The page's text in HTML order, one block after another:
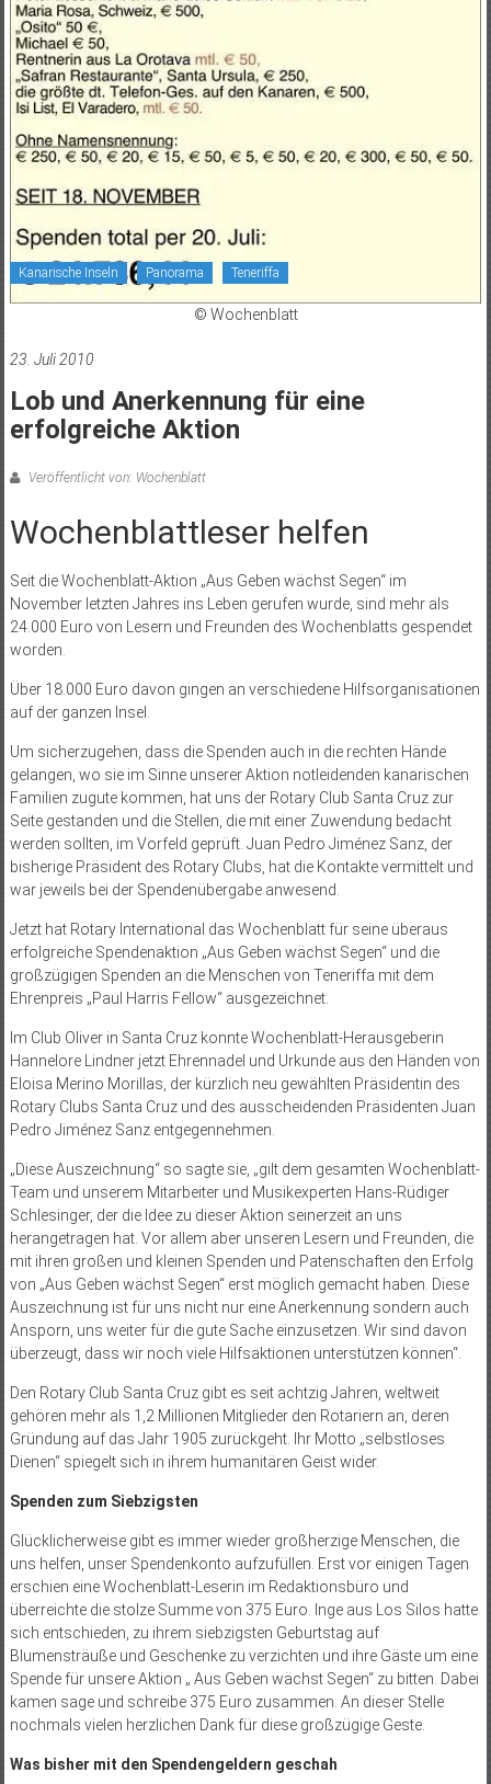
Kanarische Inseln Panorama Teneriffa
© Wochenblatt
23. Juli 2010
Lob und Anerkennung für eine
erfolgreiche Aktion
Veröffentlicht von: Wochenblatt
Wochenblattleser helfen
Seit die Wochenblatt-Aktion „Aus Geben wächst Segen“ im
November letzten Jahres ins Leben gerufen wurde, sind mehr als
24.000 Euro von Lesern und Freunden des Wochenblatts gespendet
worden.
Über 18.000 Euro davon gingen an verschiedene Hilfsorganisationen
auf der ganzen Insel.
Um sicherzugehen, dass die Spenden auch in die rechten Hände
gelangen, wo sie im Sinne unserer Aktion notleidenden kanarischen
Familien zugute kommen, hat uns der Rotary Club Santa Cruz zur
Seite gestanden und die Stellen, die mit einer Zuwendung bedacht
werden sollten, im Vorfeld geprüft. Juan Pedro Jiménez Sanz, der
bisherige Präsident des Rotary Clubs, hat die Kontakte vermittelt und
war jeweils bei der Spendenübergabe anwesend.
Jetzt hat Rotary International das Wochenblatt für seine überaus
erfolgreiche Spendenaktion „Aus Geben wächst Segen“ und die
großzügigen Spenden an die Menschen von Teneriffa mit dem
Ehrenpreis „Paul Harris Fellow“ ausgezeichnet.
Im Club Oliver in Santa Cruz konnte Wochenblatt-Herausgeberin
Hannelore Lindner jetzt Ehrennadel und Urkunde aus den Händen von
Eloisa Merino Morillas, der kürzlich neu gewählten Präsidentin des
Rotary Clubs Santa Cruz und des ausscheidenden Präsidenten Juan
Pedro Jiménez Sanz entgegennehmen.
„Diese Auszeichnung“ so sagte sie, „gilt dem gesamten Wochenblatt-
Team und unserem Mitarbeiter und Musikexperten Hans-Rüdiger
Schlesinger, der die Idee zu dieser Aktion seinerzeit an uns
herangetragen hat. Vor allem aber unseren Lesern und Freunden, die
mit ihren großen und kleinen Spenden und Patenschaften den Erfolg
von „Aus Geben wächst Segen“ erst möglich gemacht haben. Diese
Auszeichnung ist für uns nicht nur eine Anerkennung sondern auch
Ansporn, uns weiter für die gute Sache einzusetzen. Wir sind davon
überzeugt, dass wir noch viele Hilfsaktionen unterstützen können“.
Den Rotary Club Santa Cruz gibt es seit achtzig Jahren, weltweit
gehören mehr als 1,2 Millionen Mitglieder den Rotariern an, deren
Gründung auf das Jahr 1905 zurückgeht. Ihr Motto „selbstloses
Dienen“ spiegelt sich in ihrem humanitären Geist wider.
Spenden zum Siebzigsten
Glücklicherweise gibt es immer wieder großherzige Menschen, die
uns helfen, unser Spendenkonto aufzufüllen. Erst vor einigen Tagen
erschien eine Wochenblatt-Leserin im Redaktionsbüro und
überreichte die stolze Summe von 375 Euro. Inge aus Los Silos hatte
sich entschieden, zu ihrem siebzigs­ten Geburtstag auf
Blumensträuße und Geschenke zu verzichten und ihre Gäste um eine
Spende für unsere Aktion „ Aus Geben wächst Segen“ zu bitten. Dabei
kamen sage und schreibe 375 Euro zusammen. An dieser Stelle
nochmals vielen herzlichen Dank für diese großzügige Geste.
Was bisher mit den Spendengeldern geschah